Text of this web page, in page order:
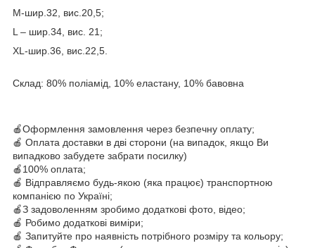
M-шир.32, вис.20,5;
L – шир.34, вис. 21;
XL-шир.36, вис.22,5.
Склад: 80% поліамід, 10% еластану, 10% бавовна
🍎Оформлення замовлення через безпечну оплату;
🍎 Оплата доставки в дві сторони (на випадок, якщо Ви
випадково забудете забрати посилку)
🍎100% оплата;
🍎 Відправляємо будь-якою (яка працює) транспортною
компанією по Україні;
🍎З задоволенням зробимо додаткові фото, відео;
🍎 Робимо додаткові виміри;
🍎 Запитуйте про наявність потрібного розміру та кольору;